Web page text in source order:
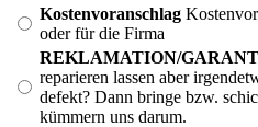
Kostenvoranschlag
oder für die Firma
REKLAMATION/
reparieren lassen aber
defekt? Dann bringe bzw.
kümmern uns darum.